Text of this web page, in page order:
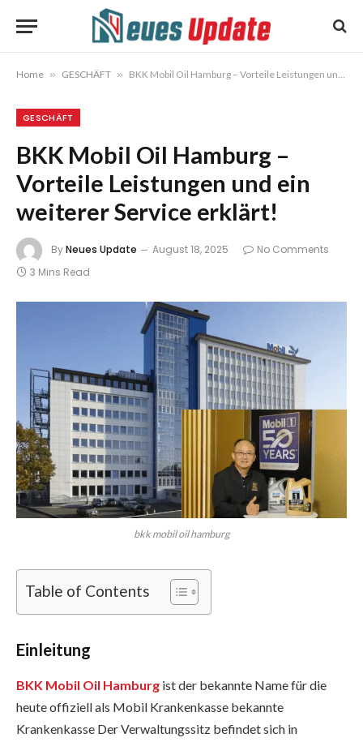
Home » GESCHÄFT » BKK Mobil Oil Hamburg – Vorteile Leistungen und ein weiterer Service erklärt!
GESCHÄFT
BKK Mobil Oil Hamburg –
Vorteile Leistungen und ein
weiterer Service erklärt!
ByNeues Update August 18, 2025
No Comments
3 Mins Read
bkk mobil oil hamburg
Table of Contents
Einleitung
BKK Mobil Oil Hamburg ist der bekannte Name für die
heute offiziell als Mobil Krankenkasse bekannte
Krankenkasse Der Verwaltungssitz befindet sich in